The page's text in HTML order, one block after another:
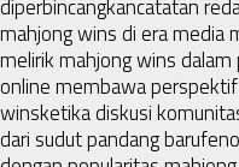
diperbincangkancatatan
mahjong wins di era media
melirik mahjong wins dalam
online membawa
winsketika diskusi
dari sudut pandang baru